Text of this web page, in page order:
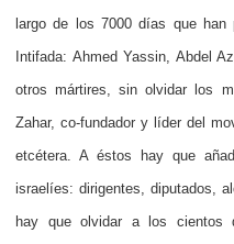
largo de los 7000 días que
Intifada: Ahmed Yassin, Abdel
otros mártires, sin olvidar los
Zahar, co-fundador y líder del
etcétera. A éstos hay que
israelíes: dirigentes, diputados,
hay que olvidar a los cientos